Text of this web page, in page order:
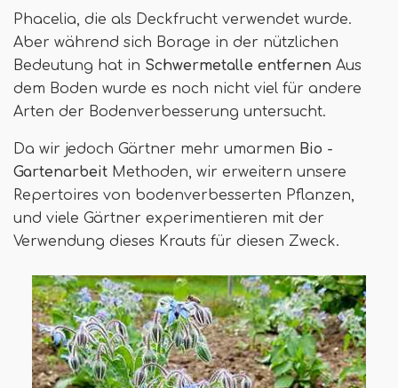
Phacelia, die als Deckfrucht verwendet wurde.
Aber während sich Borage in der nützlichen
Bedeutung hat in Schwermetalle entfernen Aus
dem Boden wurde es noch nicht viel für andere
Arten der Bodenverbesserung untersucht.
Da wir jedoch Gärtner mehr umarmen Bio -
Gartenarbeit Methoden, wir erweitern unsere
Repertoires von bodenverbesserten Pflanzen,
und viele Gärtner experimentieren mit der
Verwendung dieses Krauts für diesen Zweck.